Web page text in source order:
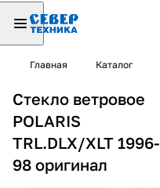
Главная Каталог
Стекло ветровое
POLARIS
TRL.DLX/XLT 1996-
98 оригинал